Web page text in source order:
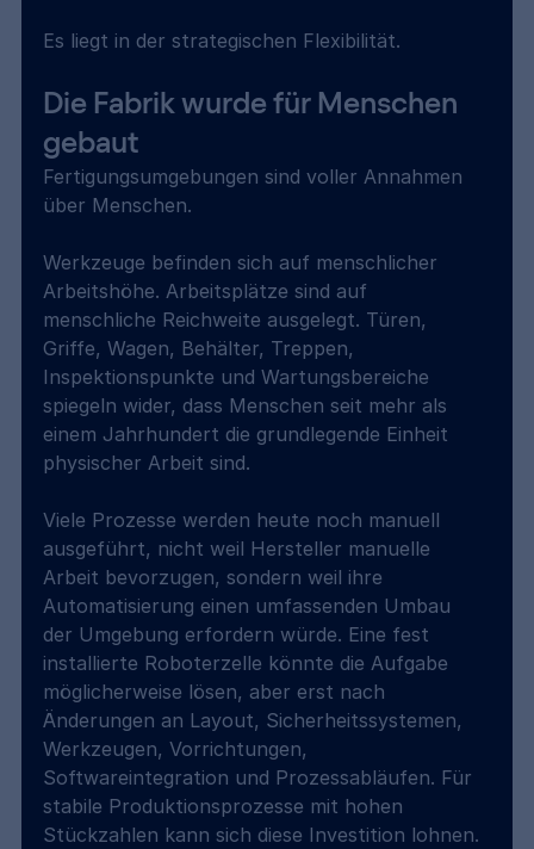
Es liegt in der strategischen Flexibilität.
Die Fabrik wurde für Menschen
gebaut
Fertigungsumgebungen sind voller Annahmen
über Menschen.
Werkzeuge befinden sich auf menschlicher
Arbeitshöhe. Arbeitsplätze sind auf
menschliche Reichweite ausgelegt. Türen,
Griffe, Wagen, Behälter, Treppen,
Inspektionspunkte und Wartungsbereiche
spiegeln wider, dass Menschen seit mehr als
einem Jahrhundert die grundlegende Einheit
physischer Arbeit sind.
Viele Prozesse werden heute noch manuell
ausgeführt, nicht weil Hersteller manuelle
Arbeit bevorzugen, sondern weil ihre
Automatisierung einen umfassenden Umbau
der Umgebung erfordern würde. Eine fest
installierte Roboterzelle könnte die Aufgabe
möglicherweise lösen, aber erst nach
Änderungen an Layout, Sicherheitssystemen,
Werkzeugen, Vorrichtungen,
Softwareintegration und Prozessabläufen. Für
stabile Produktionsprozesse mit hohen
Stückzahlen kann sich diese Investition lohnen.